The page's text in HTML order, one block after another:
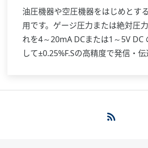
油圧機器や空圧機器をはじめとす
用です。ゲージ圧力または絶対圧
れを4～20mA DCまたは1～5V DC
して±0.25%F.Sの高精度で発信・伝